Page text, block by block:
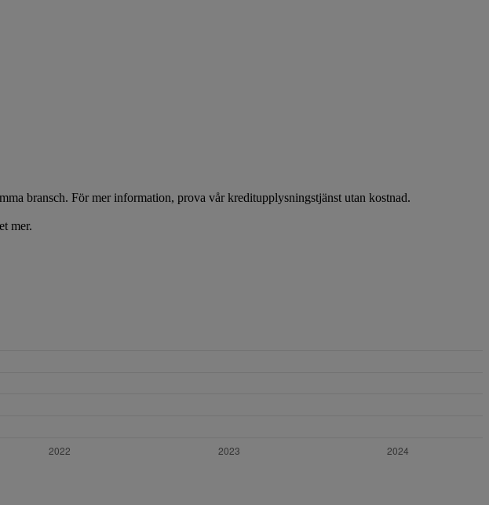
bransch. För mer information, prova vår kreditupplysningstjänst utan kostnad.
mer.